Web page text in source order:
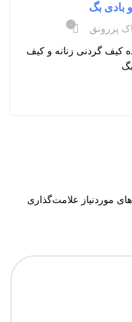
بادی بگ
پررونق ۰
کیف گردنی زنانه و کیف
موردنیاز علامت‌گذاری